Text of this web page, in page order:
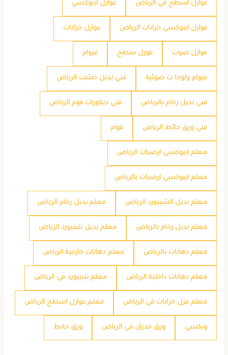
عوازل اسطح في الرياض عوازل ايبوكسي
عوازل ايبوكسي خزانات الرياض عوازل خزانات
عوازل صوت عوزل سطح غيوام
غيوام ولوحا ت ضوئية فني بديل خشب الرياض
فني بديل رخام بالرياض فني ديكورات فوم الرياض
فني ورق حائط الرياض فوام
معلم ايبوكسي ارضيات الرياض
معلم ايبوكسي ارضيات بالرياض
معلم بديل الشيبورد الرياض معلم بديل رخام الرياض
معلم بديل رخام بالرياض معلم بديل شيبورد الرياض
معلم دهانات بالرياض معلم دهانات خارجية الرياض
معلم دهانات داخلية الرياض معلم شيبورد في الرياض
معلم عزل خزانات في الرياض معلم عوازل اسطح الرياض
وبكسي ورق جدران في الرياض ورق حايط